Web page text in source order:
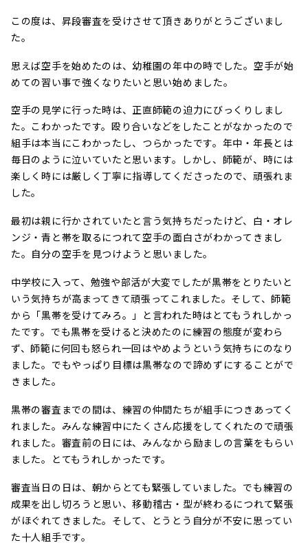
この度は、昇段審査を受けさせて頂きありがとうございまし
た。
思えば空手を始めたのは、幼稚園の年中の時でした。空手が始
めての習い事で強くなりたいと思い始めました。
空手の見学に行った時は、正直師範の迫力にびっくりしまし
た。こわかったです。殴り合いなどをしたことがなかったので
組手は本当にこわかったし、つらかったです。年中・年長とは
毎日のように泣いていたと思います。しかし、師範が、時には
楽しく時には厳しく丁寧に指導してくださったので、頑張れま
した。
最初は親に行かされていたと言う気持ちだったけど、白・オレ
ンジ・青と帯を取るにつれて空手の面白さがわかってきまし
た。自分の空手を見つけようと思いました。
中学校に入って、勉強や部活が大変でしたが黒帯をとりたいと
いう気持ちが高まってきて頑張ってこれました。そして、師範
から「黒帯を受けてみろ。」と言われた時はとてもうれしかっ
たです。でも黒帯を受けると決めたのに練習の態度が変わら
ず、師範に何回も怒られ一回はやめようという気持ちにのなり
ました。でもやっぱり目標は黒帯なので諦めずにすることがで
きました。
黒帯の審査までの間は、練習の仲間たちが組手につきあってく
れました。みんな練習中にたくさん応援をしてくれたので頑張
れました。審査前の日には、みんなから励ましの言葉をもらい
ました。とてもうれしかったです。
審査当日の日は、朝からとても緊張していました。でも練習の
成果を出し切ろうと思い、移動稽古・型が終わるにつれて緊張
がほぐれてきました。そして、とうとう自分が不安に思ってい
た十人組手です。